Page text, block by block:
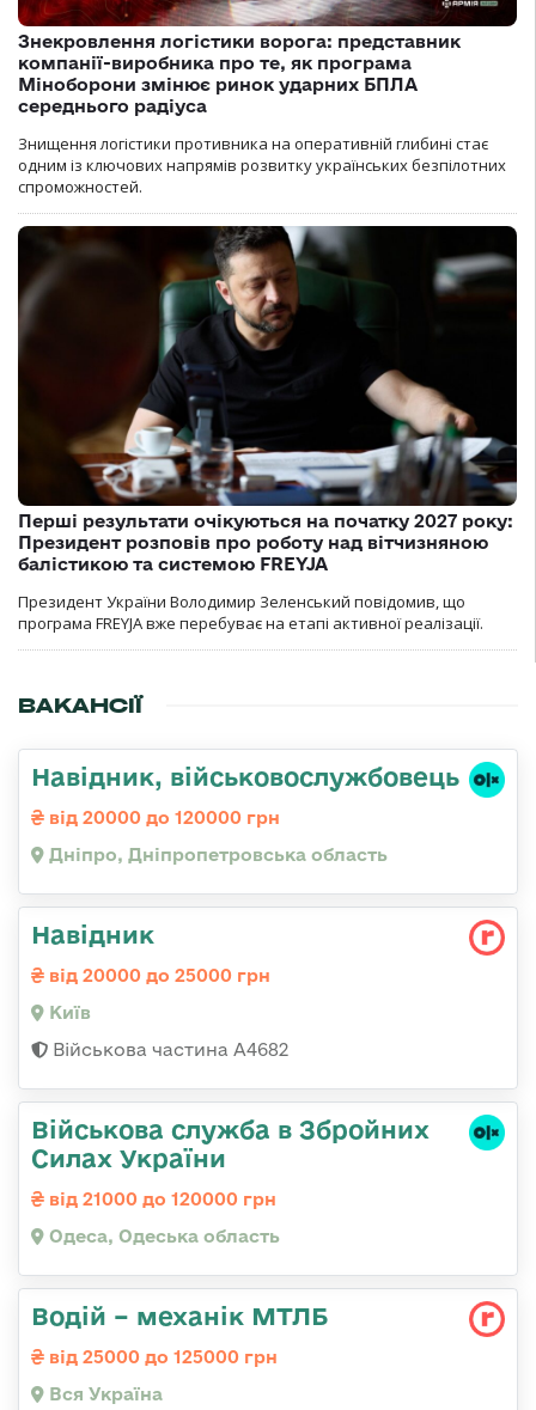
Знекровлення логістики ворога: представник
компанії-виробника про те, як програма
Міноборони змінює ринок ударних БПЛА
середнього радіуса
Знищення логістики противника на оперативній глибині стає
одним із ключових напрямів розвитку українських безпілотних
спроможностей.
Перші результати очікуються на початку 2027 року:
Президент розповів про роботу над вітчизняною
балістикою та системою FREYJA
Президент України Володимир Зеленський повідомив, що
програма FREYJA вже перебуває на етапі активної реалізації.
ВАКАНСІЇ
Навідник, військовослужбовець
від 20000 до 120000 грн
Дніпро, Дніпропетровська область
Навідник
від 20000 до 25000 грн
Київ
Військова частина А4682
Військова служба в Збройних
Силах України
від 21000 до 120000 грн
Одеса, Одеська область
Водій – механік МТЛБ
від 25000 до 125000 грн
Вся Україна